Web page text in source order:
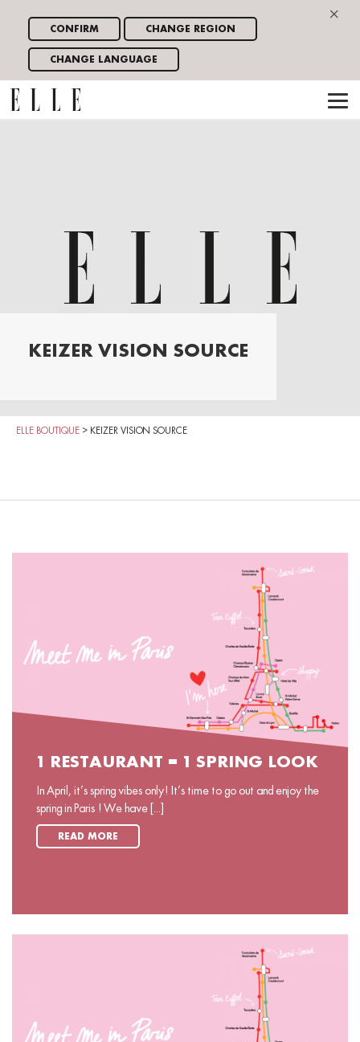
×
CONFIRM CHANGE REGION
CHANGE LANGUAGE
KEIZER VISION SOURCE
ELLE BOUTIQUE > KEIZER VISION SOURCE
1 RESTAURANT = 1 SPRING LOOK
In April, it’s spring vibes only! It’s time to go out and enjoy the
spring in Paris ! We have [...]
READ MORE